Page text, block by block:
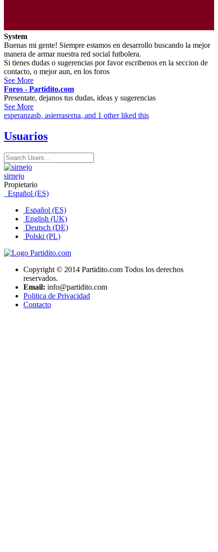
System
Buenas mi gente! Siempre estamos en desarrollo buscando la mejor
manera de armar nuestra red social futbolera.
Si tienes dudas o sugerencias por favor escribenos en la seccion de
contacto, o mejor aun, en los foros
See More
Foros - Partidito.com
Presentate, dejanos tus dudas, ideas y sugerencias
See More
esperanzasb, asierraserna, and 1 other liked this
Usuarios
sirnejo
Propietario
Español (ES)
Español (ES)
English (UK)
Deutsch (DE)
Polski (PL)
Copyright © 2014 Partidito.com Todos los derechos
reservados.
Email: info@partidito.com
Politica de Privacidad
Contacto